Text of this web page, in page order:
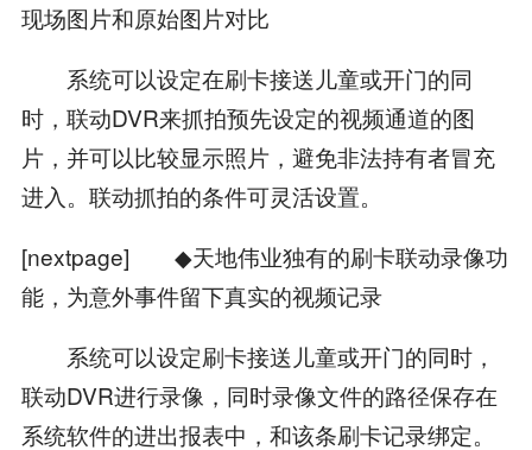
现场图片和原始图片对比
系统可以设定在刷卡接送儿童或开门的同
时，联动DVR来抓拍预先设定的视频通道的图
片，并可以比较显示照片，避免非法持有者冒充
进入。联动抓拍的条件可灵活设置。
[nextpage] ◆天地伟业独有的刷卡联动录像功
能，为意外事件留下真实的视频记录
系统可以设定刷卡接送儿童或开门的同时，
联动DVR进行录像，同时录像文件的路径保存在
系统软件的进出报表中，和该条刷卡记录绑定。